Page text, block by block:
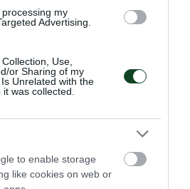
my
Advertising.
Use,
or Sharing of my
Unrelated with the
was collected.
to enable storage
like cookies on web or